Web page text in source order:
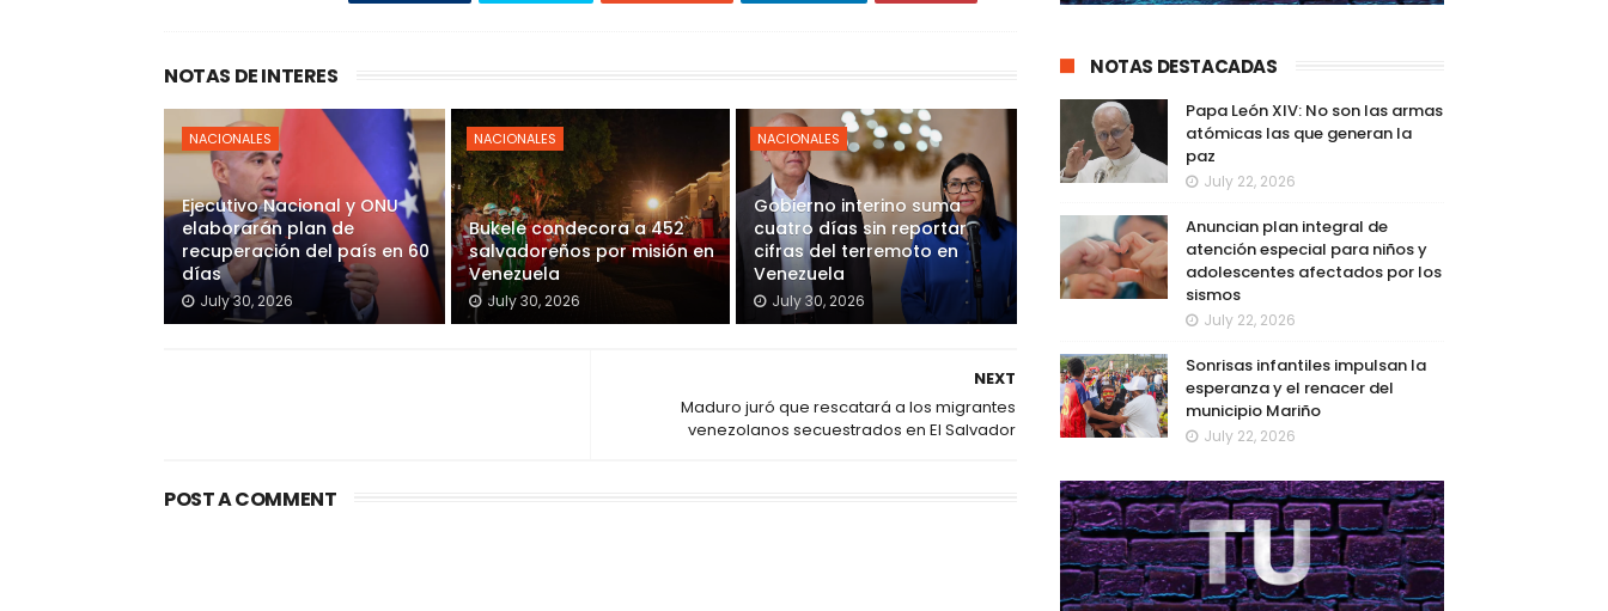
NOTAS DE INTERES
NACIONALES
Ejecutivo Nacional y ONU
elaborarán plan de
recuperación del país en 60
días
July 30, 2026
NACIONALES
Bukele condecora a 452
salvadoreños por misión en
Venezuela
July 30, 2026
NACIONALES
Gobierno interino suma
cuatro días sin reportar
cifras del terremoto en
Venezuela
July 30, 2026
NEXT
Maduro juró que rescatará a los migrantes
venezolanos secuestrados en El Salvador
POST A COMMENT
NOTAS DESTACADAS
Papa León XIV: No son las armas
atómicas las que generan la
paz
July 22, 2026
Anuncian plan integral de
atención especial para niños y
adolescentes afectados por los
sismos
July 22, 2026
Sonrisas infantiles impulsan la
esperanza y el renacer del
municipio Mariño
July 22, 2026